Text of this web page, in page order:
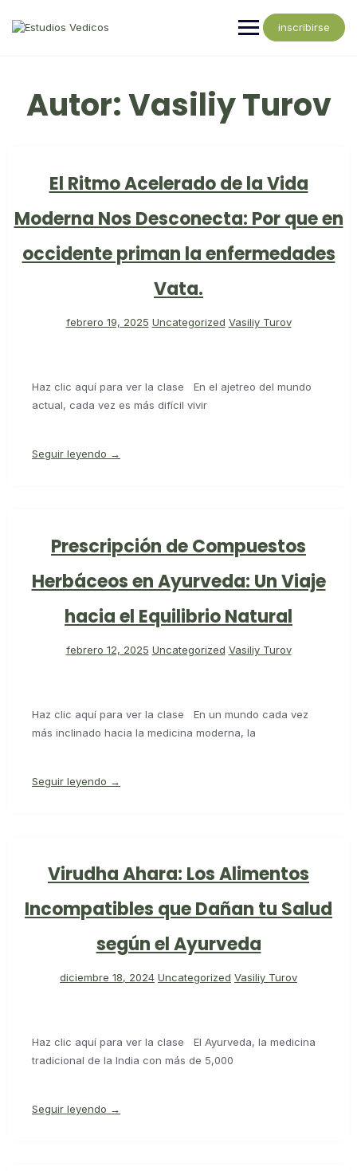
inscribirse
Autor:Vasiliy Turov
El Ritmo Acelerado de la Vida
Moderna Nos Desconecta: Por que en
occidente priman la enfermedades
Vata.
febrero 19, 2025 Uncategorized Vasiliy Turov
Haz clic aquí para ver la clase En el ajetreo del mundo
actual, cada vez es más difícil vivir
Seguir leyendo →
Prescripción de Compuestos
Herbáceos en Ayurveda: Un Viaje
hacia el Equilibrio Natural
febrero 12, 2025 Uncategorized Vasiliy Turov
Haz clic aquí para ver la clase En un mundo cada vez
más inclinado hacia la medicina moderna, la
Seguir leyendo →
Virudha Ahara: Los Alimentos
Incompatibles que Dañan tu Salud
según el Ayurveda
diciembre 18, 2024 Uncategorized Vasiliy Turov
Haz clic aquí para ver la clase El Ayurveda, la medicina
tradicional de la India con más de 5,000
Seguir leyendo →